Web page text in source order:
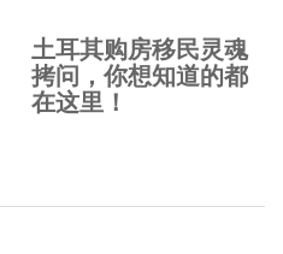
土耳其购房移民灵魂
拷问，你想知道的都
在这里！